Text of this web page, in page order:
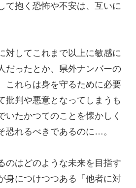
て抱く恐怖や不安は、互いに
してこれまで以上に敏感に
だったとか、県外ナンバーの
これらは身を守るために必要
批判や悪意となってしまうも
たかつてのことを懐かしく
恐れるべきであるのに…。
はどのような未来を目指す
身につけつつある「他者に対